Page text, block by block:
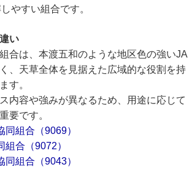
やすい組合です。
い
合は、本渡五和のような地区色の強いJA
、天草全体を見据えた広域的な役割を持
す。
内容や強みが異なるため、用途に応じて
要です。
組合（9069）
合（9072）
同組合（9043）